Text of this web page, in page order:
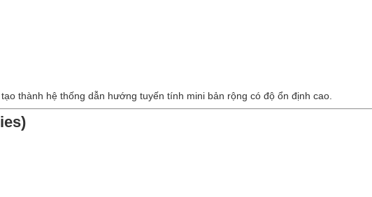
thành hệ thống dẫn hướng tuyến tính mini bản rộng có độ ổn định cao.